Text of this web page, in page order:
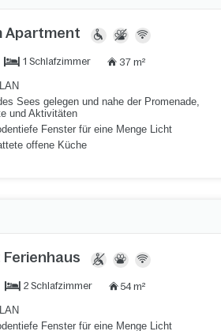
Apartment
1 Schlafzimmer 37 m²
Sees gelegen und nahe der Promenade,
und Aktivitäten
Fenster für eine Menge Licht
offene Küche
2 Schlafzimmer 54 m²
Fenster für eine Menge Licht